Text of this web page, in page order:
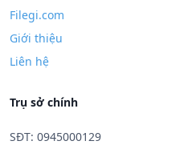
Filegi.com
Giới thiệu
Liên hệ
Trụ sở chính
SĐT: 0945000129